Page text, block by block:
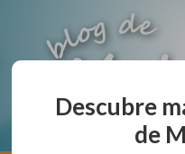
aunque lo
Descubre
de